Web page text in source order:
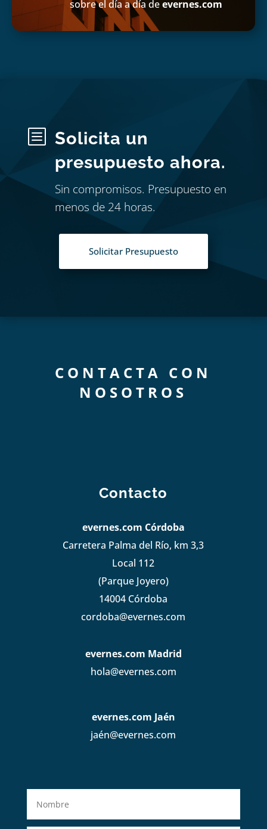
sobre el día a día deevernes.com
b
Solicita un
presupuesto ahora.
Sin compromisos. Presupuesto en
menos de 24 horas.
Solicitar Presupuesto
CONTACTA CON
NOSOTROS
Contacto
evernes.com Córdoba
Carretera Palma del Río, km 3,3
Local 112
(Parque Joyero)
14004 Córdoba
cordoba@evernes.com
evernes.com Madrid
hola@evernes.com
evernes.com Jaén
jaén@evernes.com